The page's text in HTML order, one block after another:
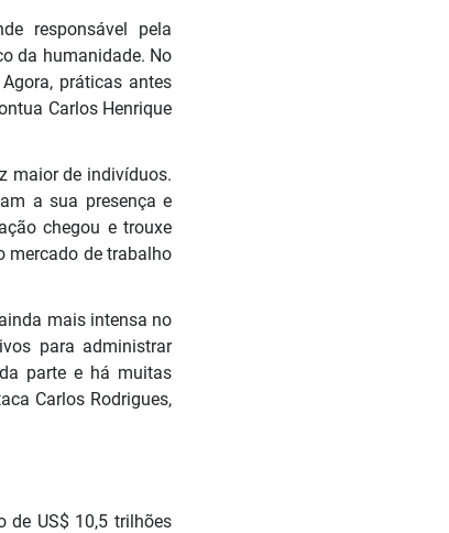
responsável pela
da humanidade. No
práticas antes
Carlos Henrique
maior de indivíduos.
a sua presença e
chegou e trouxe
mercado de trabalho
mais intensa no
para administrar
parte e há muitas
Carlos Rodrigues,
de US$ 10,5 trilhões